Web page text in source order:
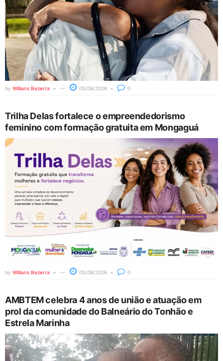
by Willians Bezerra 05/08/2026 0
Trilha Delas fortalece o empreendedorismo
feminino com formação gratuita em Mongaguá
by Willians Bezerra 05/08/2026 0
AMBTEM celebra 4 anos de união e atuação em
prol da comunidade do Balneário do Tonhão e
Estrela Marinha